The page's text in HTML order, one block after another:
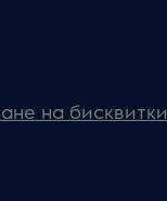
на бисквитки